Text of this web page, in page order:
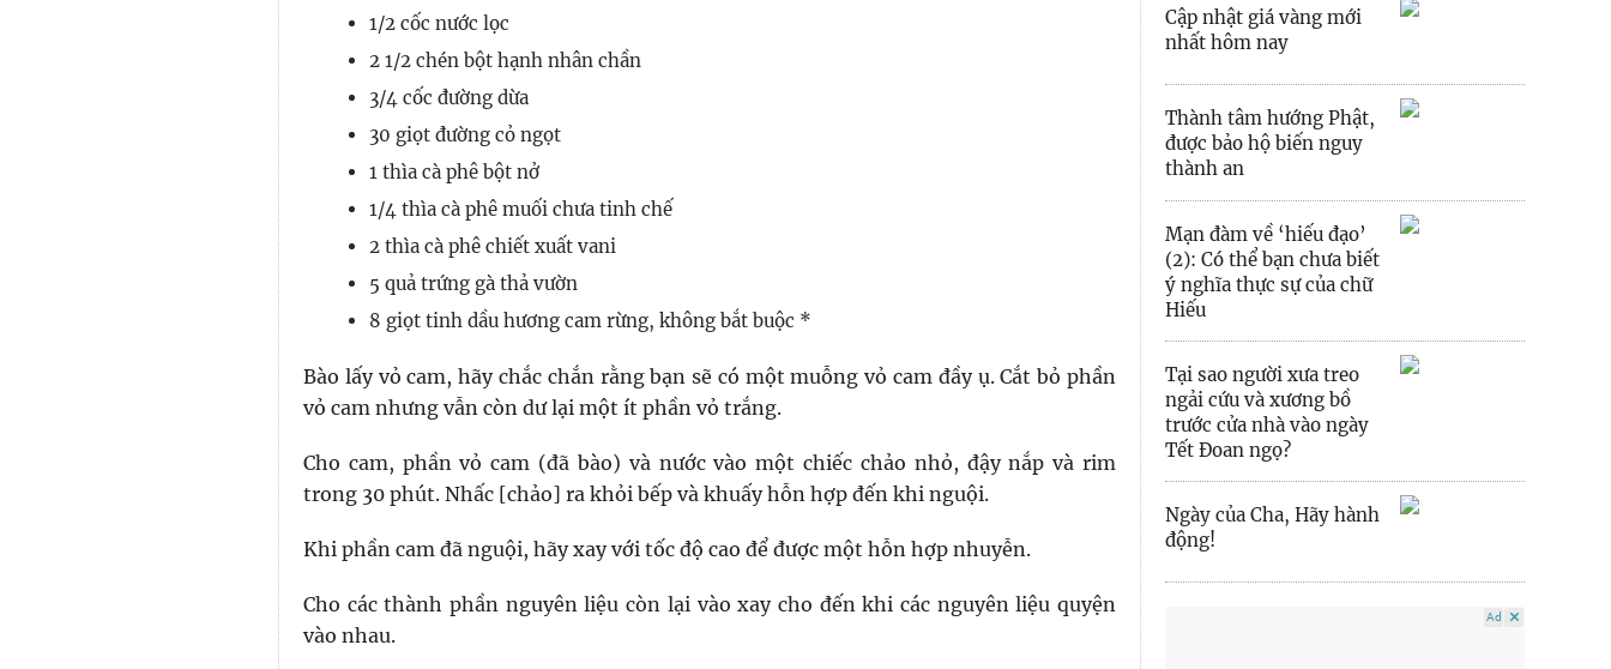
1/2 cốc nước lọc
2 1/2 chén bột hạnh nhân chần
3/4 cốc đường dừa
30 giọt đường cỏ ngọt
1 thìa cà phê bột nở
1/4 thìa cà phê muối chưa tinh chế
2 thìa cà phê chiết xuất vani
5 quả trứng gà thả vườn
8 giọt tinh dầu hương cam rừng, không bắt buộc *
Bào lấy vỏ cam, hãy chắc chắn rằng bạn sẽ có một muỗng vỏ cam đầy ụ. Cắt bỏ phần
vỏ cam nhưng vẫn còn dư lại một ít phần vỏ trắng.
Cho cam, phần vỏ cam (đã bào) và nước vào một chiếc chảo nhỏ, đậy nắp và rim
trong 30 phút. Nhấc [chảo] ra khỏi bếp và khuấy hỗn hợp đến khi nguội.
Khi phần cam đã nguội, hãy xay với tốc độ cao để được một hỗn hợp nhuyễn.
Cho các thành phần nguyên liệu còn lại vào xay cho đến khi các nguyên liệu quyện
vào nhau.
Cập nhật giá vàng mới
nhất hôm nay
Thành tâm hướng Phật,
được bảo hộ biến nguy
thành an
Mạn đàm về ‘hiếu đạo’
(2): Có thể bạn chưa biết
ý nghĩa thực sự của chữ
Hiếu
Tại sao người xưa treo
ngải cứu và xương bồ
trước cửa nhà vào ngày
Tết Đoan ngọ?
Ngày của Cha, Hãy hành
động!
Ad